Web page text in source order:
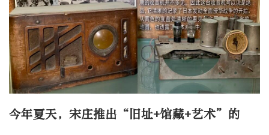
今年夏天，宋庄推出“旧址+馆藏+艺术”的